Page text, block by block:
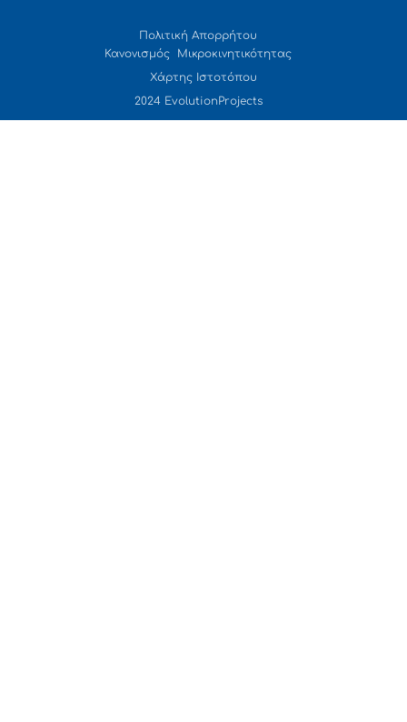
Πολιτική Απορρήτου
Κανονισμός Μικροκινητικότητας
Χάρτης Ιστοτόπου
2024 EvolutionProjects